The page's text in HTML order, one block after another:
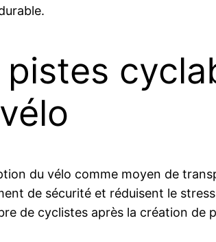
du vélo comme moyen de
de sécurité et réduisent le
de cyclistes après la création de